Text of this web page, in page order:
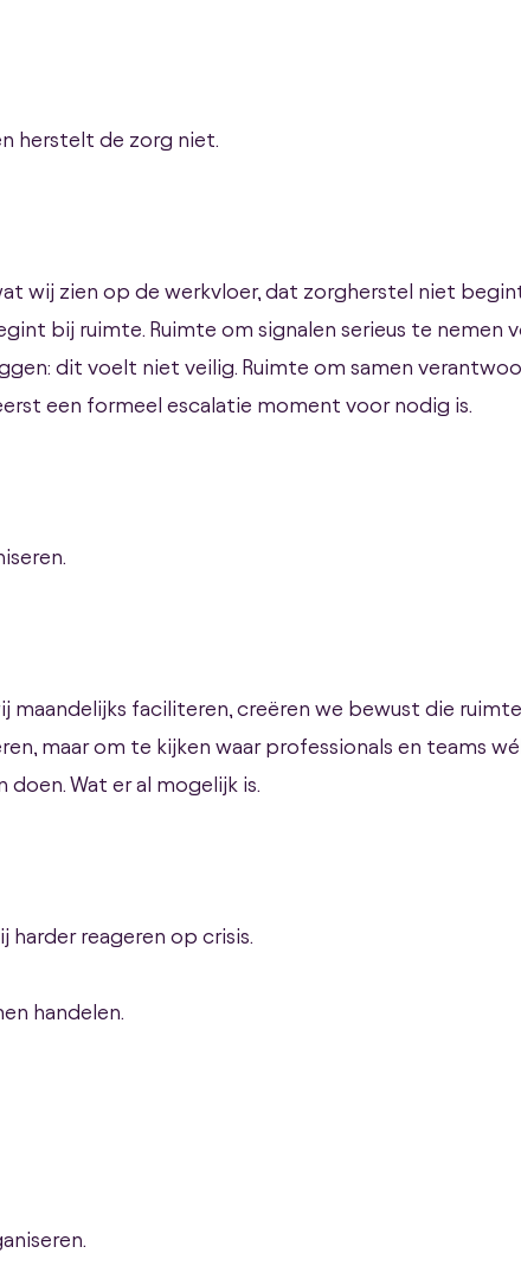
herstelt de zorg niet.
wij zien op de werkvloer, dat zorgherstel niet
bij ruimte. Ruimte om signalen serieus te nemen
dit voelt niet veilig. Ruimte om samen
een formeel escalatie moment voor nodig is.
maandelijks faciliteren, creëren we bewust die
maar om te kijken waar professionals en teams
doen. Wat er al mogelijk is.
reageren op crisis.
handelen.